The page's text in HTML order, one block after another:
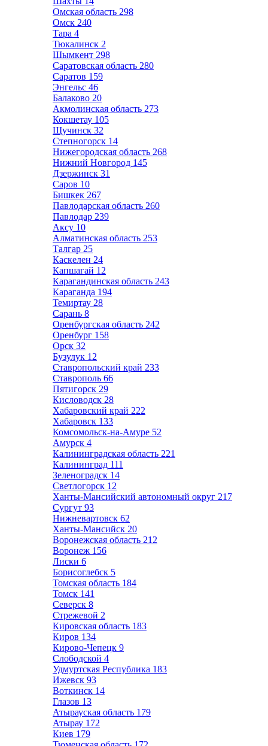
Омская область 298
Омск 240
Тара 4
Тюкалинск 2
Шымкент 298
Саратовская область 280
Саратов 159
Энгельс 46
Балаково 20
Акмолинская область 273
Кокшетау 105
Щучинск 32
Степногорск 14
Нижегородская область 268
Нижний Новгород 145
Дзержинск 31
Саров 10
Бишкек 267
Павлодарская область 260
Павлодар 239
Аксу 10
Алматинская область 253
Талгар 25
Каскелен 24
Капшагай 12
Карагандинская область 243
Караганда 194
Темиртау 28
Сарань 8
Оренбургская область 242
Оренбург 158
Орск 32
Бузулук 12
Ставропольский край 233
Ставрополь 66
Пятигорск 29
Кисловодск 28
Хабаровский край 222
Хабаровск 133
Комсомольск-на-Амуре 52
Амурск 4
Калининградская область 221
Калининград 111
Зеленоградск 14
Светлогорск 12
Ханты-Мансийский автономный округ 217
Сургут 93
Нижневартовск 62
Ханты-Мансийск 20
Воронежская область 212
Воронеж 156
Лиски 6
Борисоглебск 5
Томская область 184
Томск 141
Северск 8
Стрежевой 2
Кировская область 183
Киров 134
Кирово-Чепецк 9
Слободской 4
Удмуртская Республика 183
Ижевск 93
Воткинск 14
Глазов 13
Атырауская область 179
Атырау 172
Киев 179